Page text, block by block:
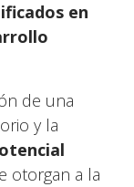
en
de una
y la
otorgan a la